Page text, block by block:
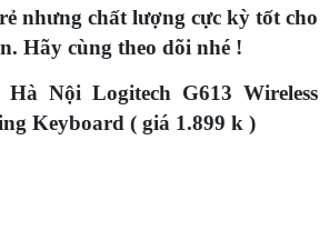
nhưng chất lượng cực kỳ tốt cho
Hãy cùng theo dõi nhé !
Nội Logitech G613 Wireless
Keyboard ( giá 1.899 k )